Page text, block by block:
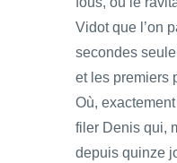
Vidot que l’on
secondes
et les premiers
Où,
filer Denis qui,
depuis quinze